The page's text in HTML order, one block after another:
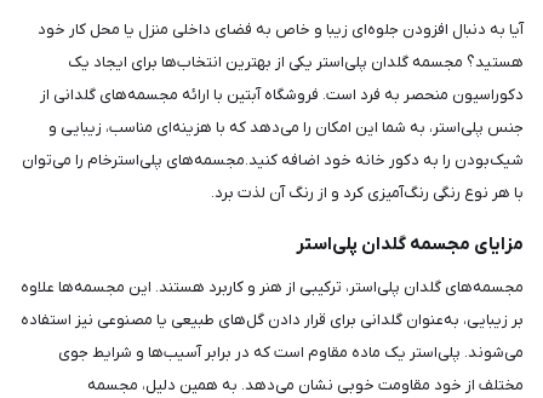
آیا به دنبال افزودن جلوه‌ای زیبا و خاص به فضای داخلی منزل یا محل کار خود
هستید؟ مجسمه گلدان پلی‌استر یکی از بهترین انتخاب‌ها برای ایجاد یک
دکوراسیون منحصر به فرد است. فروشگاه آبتین با ارائه مجسمه‌های گلدانی از
جنس پلی‌استر، به شما این امکان را می‌دهد که با هزینه‌ای مناسب، زیبایی و
شیک‌بودن را به دکور خانه خود اضافه کنید.مجسمه‌های پلی‌استرخام را می‌توان
با هر نوع رنگی رنگ‌آمیزی کرد و از رنگ آن لذت برد.
مزایای مجسمه گلدان پلی‌استر
مجسمه‌های گلدان پلی‌استر، ترکیبی از هنر و کاربرد هستند. این مجسمه‌ها علاوه
بر زیبایی، به‌عنوان گلدانی برای قرار دادن گل‌های طبیعی یا مصنوعی نیز استفاده
می‌شوند. پلی‌استر یک ماده مقاوم است که در برابر آسیب‌ها و شرایط جوی
مختلف از خود مقاومت خوبی نشان می‌دهد. به همین دلیل، مجسمه